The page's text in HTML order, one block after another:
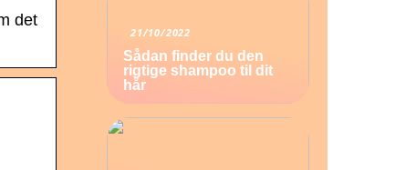
det
21/10/2022
Sådan finder du den
rigtige shampoo til dit
hår